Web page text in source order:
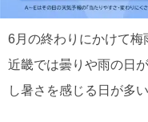
6月の終わりにかけて梅
近畿では曇りや雨の日
し暑さを感じる日が多